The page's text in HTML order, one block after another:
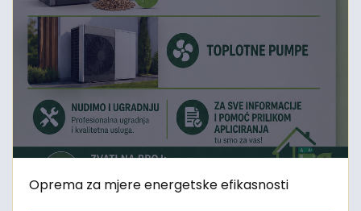
Oprema za mjere energetske efikasnosti